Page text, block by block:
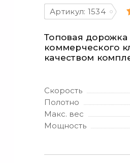
Артикул: 1534
Топовая
коммерческого
качеством
Скорость
Полотно
Макс. вес
Мощность